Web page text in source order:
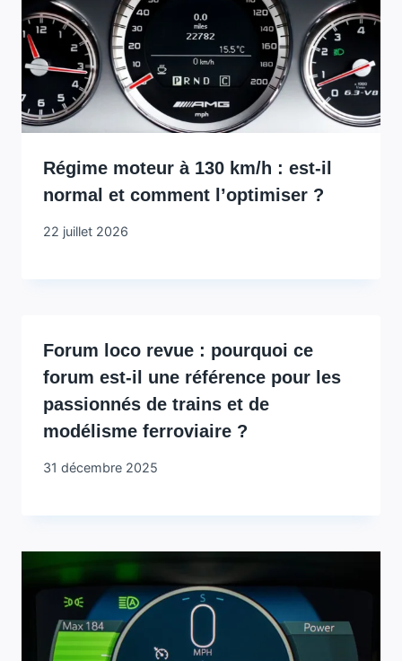
Régime moteur à 130 km/h : est-il
normal et comment l’optimiser ?
22 juillet 2026
Forum loco revue : pourquoi ce
forum est-il une référence pour les
passionnés de trains et de
modélisme ferroviaire ?
31 décembre 2025